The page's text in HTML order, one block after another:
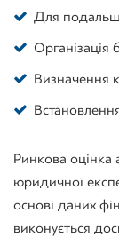
Для
Організація
Визначення
Ринкова оцінка
юридичної
основі даних
виконується